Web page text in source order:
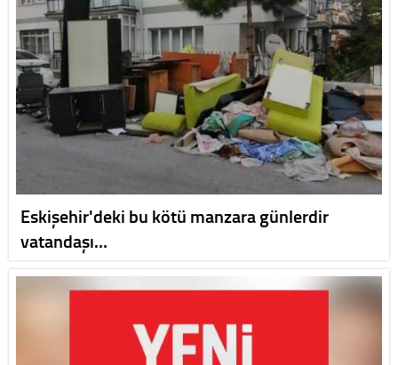
Eskişehir'deki bu kötü manzara günlerdir
vatandaşı…